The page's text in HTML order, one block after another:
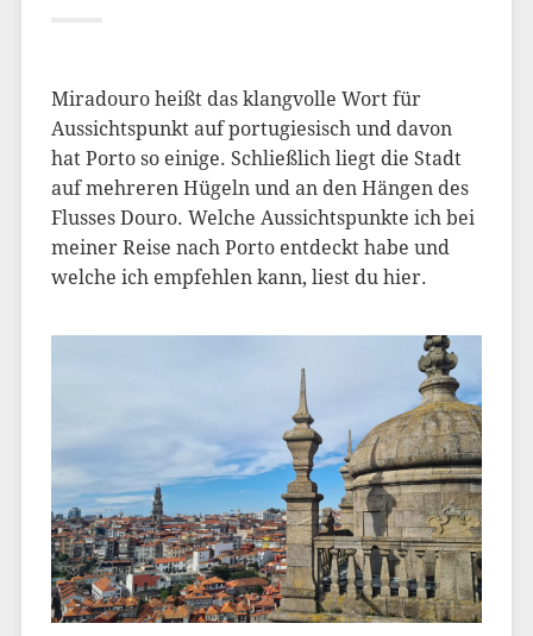
Miradouro heißt das klangvolle Wort für
Aussichtspunkt auf portugiesisch und davon
hat Porto so einige. Schließlich liegt die Stadt
auf mehreren Hügeln und an den Hängen des
Flusses Douro. Welche Aussichtspunkte ich bei
meiner Reise nach Porto entdeckt habe und
welche ich empfehlen kann, liest du hier.